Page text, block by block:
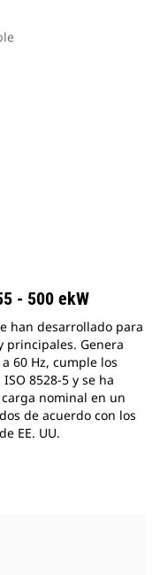
- 500 ekW
han desarrollado para
principales. Genera
60 Hz, cumple los
8528-5 y se ha
nominal en un
de acuerdo con los
EE. UU.